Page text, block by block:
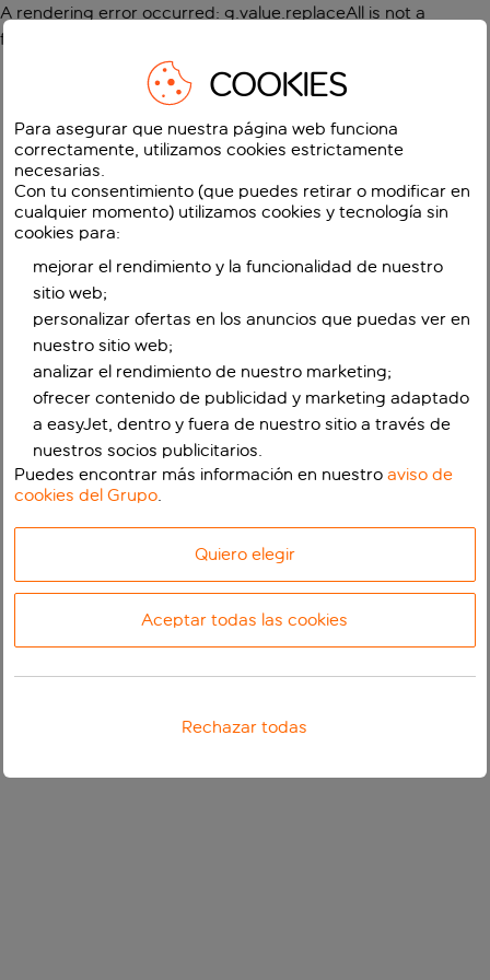
A rendering error occurred: g.value.replaceAll is not a
function
COOKIES
Para asegurar que nuestra página web funciona
correctamente, utilizamos cookies estrictamente
necesarias.
Con tu consentimiento (que puedes retirar o modificar en
cualquier momento) utilizamos cookies y tecnología sin
cookies para:
mejorar el rendimiento y la funcionalidad de nuestro
sitio web;
personalizar ofertas en los anuncios que puedas ver en
nuestro sitio web;
analizar el rendimiento de nuestro marketing;
ofrecer contenido de publicidad y marketing adaptado
a easyJet, dentro y fuera de nuestro sitio a través de
nuestros socios publicitarios.
Puedes encontrar más información en nuestroaviso de
cookies del Grupo.
Quiero elegir
Aceptar todas las cookies
Rechazar todas